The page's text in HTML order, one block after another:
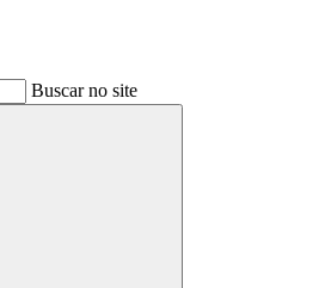
Buscar no site